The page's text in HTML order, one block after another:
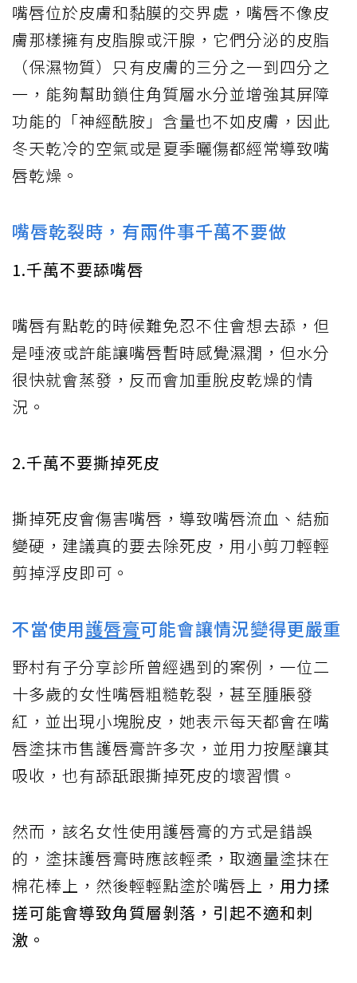
嘴唇位於皮膚和黏膜的交界處，嘴唇不像皮
膚那樣擁有皮脂腺或汗腺，它們分泌的皮脂
（保濕物質）只有皮膚的三分之一到四分之
一，能夠幫助鎖住角質層水分並增強其屏障
功能的「神經酰胺」含量也不如皮膚，因此
冬天乾冷的空氣或是夏季曬傷都經常導致嘴
唇乾燥。
嘴唇乾裂時，有兩件事千萬不要做
1.千萬不要舔嘴唇
嘴唇有點乾的時候難免忍不住會想去舔，但
是唾液或許能讓嘴唇暫時感覺濕潤，但水分
很快就會蒸發，反而會加重脫皮乾燥的情
況。
2.千萬不要撕掉死皮
撕掉死皮會傷害嘴唇，導致嘴唇流血、結痂
變硬，建議真的要去除死皮，用小剪刀輕輕
剪掉浮皮即可。
不當使用護唇膏可能會讓情況變得更嚴重
野村有子分享診所曾經遇到的案例，一位二
十多歲的女性嘴唇粗糙乾裂，甚至腫脹發
紅，並出現小塊脫皮，她表示每天都會在嘴
唇塗抹市售護唇膏許多次，並用力按壓讓其
吸收，也有舔舐跟撕掉死皮的壞習慣。
然而，該名女性使用護唇膏的方式是錯誤
的，塗抹護唇膏時應該輕柔，取適量塗抹在
棉花棒上，然後輕輕點塗於嘴唇上， 用力揉
搓可能會導致角質層剝落，引起不適和刺
激。